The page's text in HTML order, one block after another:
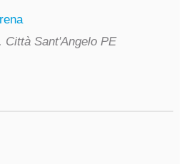
Città Sant'Angelo PE